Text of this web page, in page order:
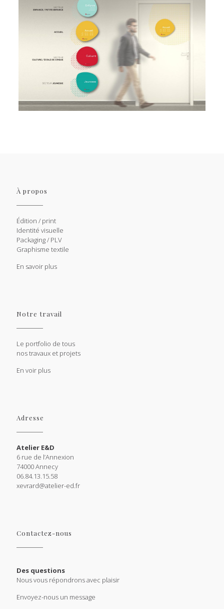
À propos
Édition / print
Identité visuelle
Packaging / PLV
Graphisme textile
En savoir plus
Notre travail
Le portfolio de tous
nos travaux et projets
En voir plus
Adresse
Atelier E&D
6 rue de l’Annexion
74000 Annecy
06.84.13.15.58
xevrard@atelier-ed.fr
Contactez-nous
Des questions
Nous vous répondrons avec plaisir
Envoyez-nous un message